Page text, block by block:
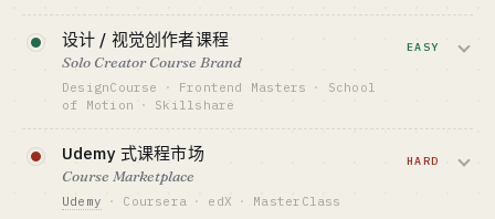
Magoosh · Princeton Review
最适合 · BEST FIT
内容型创业者 + SEO 老手
Brilliant ~$100M ARR 是个完美 PMF 例
子，但内容生产是真正的成本中心。
GTM · SALES MOTION
Podcast / YouTube 广告 + SEO
标杆 · BENCHMARK
设计 / 视觉创作者课程
Solo Creator Course Brand
DesignCourse · Frontend Masters ·
School
of Motion
· Skillshare
割。DesignCourse 单人 ~$2M+/年，
YouTube 100 万订阅是燃料。
EASY
Udemy 式课程市场
Course Marketplace
Udemy · Coursera · edX · MasterClass
HARD